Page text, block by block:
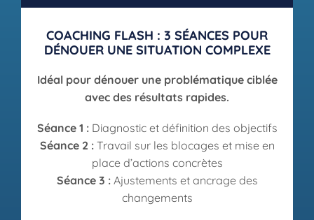
COACHING FLASH : 3 SÉANCES POUR
DÉNOUER UNE SITUATION COMPLEXE
Idéal pour dénouer une problématique ciblée
avec des résultats rapides.
Séance 1 :Diagnostic et définition des objectifs
Séance 2 :Travail sur les blocages et mise en
place d’actions concrètes
Séance 3 :Ajustements et ancrage des
changements